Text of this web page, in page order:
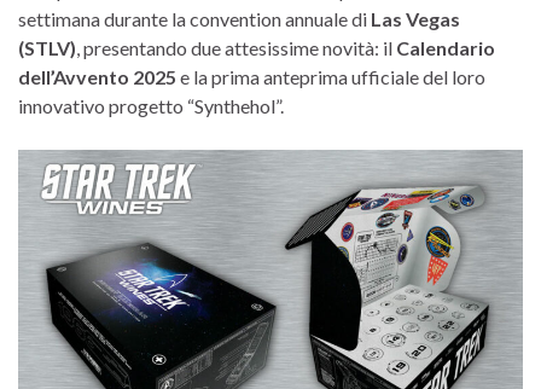
settimana durante la convention annuale di Las Vegas
(STLV) , presentando due attesissime novità: il Calendario
dell’Avvento 2025 e la prima anteprima ufficiale del loro
innovativo progetto “Synthehol”.